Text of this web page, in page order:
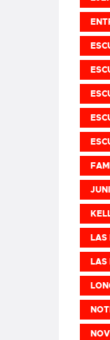
LAS
LAS